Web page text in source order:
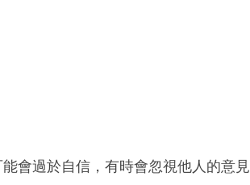
會過於自信，有時會忽視他人的意見